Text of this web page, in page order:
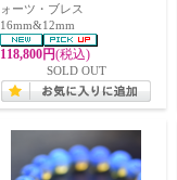
ォーツ・ブレス
16mm&12mm
118,800円(税込)
SOLD OUT